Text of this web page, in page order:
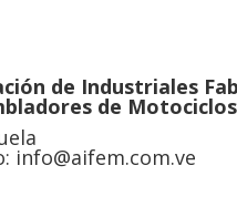
de Industriales
de Motociclos
info@aifem.com.ve